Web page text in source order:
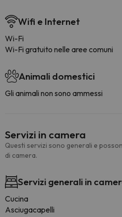
Wifi e Internet
Wi-Fi
Wi-Fi gratuito nelle aree comuni
Animali domestici
Gli animali non sono ammessi
Servizi in camera
Questi servizi sono generali e
di camera.
Servizi generali in
Cucina
Asciugacapelli